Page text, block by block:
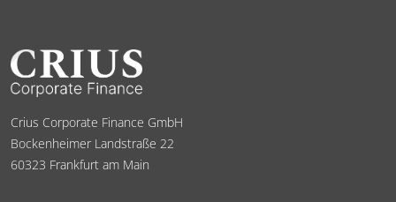
Crius Corporate Finance GmbH
Bockenheimer Landstraße 22
60323 Frankfurt am Main